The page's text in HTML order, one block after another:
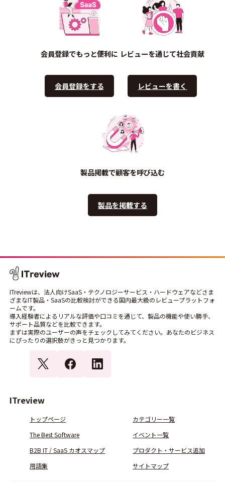
会員登録でもっと便利に
会員登録をする
レビューを通じて社会貢献
レビューを書く
製品掲載で顧客を呼び込む
製品を掲載する
ITreviewは、法人向けSaaS・テクノロジーサービス・ハードウェアなどさま
ざまなIT製品・SaaSの比較検討ができる国内最大級のレビュープラットフォ
ームです。
導入経験者によるリアルな評価や口コミを通じて、製品の機能や使い勝手、
サポート品質などを比較できます。
まずは実際のユーザーの声をチェックしてみてください。あなたのビジネス
にぴったりの選択肢がきっと見つかります。
ITreview
トップページ
カテゴリー一覧
The Best Software
イベント一覧
B2B IT / SaaS カオスマップ
プロダクト・サービス追加
用語集
サイトマップ